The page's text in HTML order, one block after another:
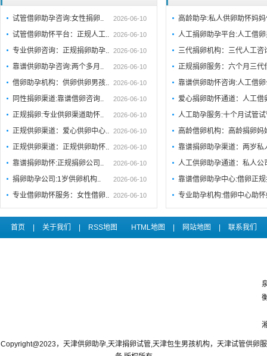
试管借卵助孕咨询:女性捐卵.. 2026-06-10
试管借卵助怀平台：正规人工.. 2026-06-10
专业供卵咨询：正规捐卵助孕.. 2026-06-10
靠谱供卵助孕咨询:两个多月.. 2026-06-10
借卵助孕机构：供卵供卵男孩.. 2026-06-10
同性捐卵渠道:靠谱借卵咨询.. 2026-06-10
正规捐卵:专业供卵渠道助怀.. 2026-06-10
正规供卵渠道：爱心供卵中心.. 2026-06-10
正规供卵渠道：正规供卵助怀.. 2026-06-10
靠谱捐卵助怀:正规捐卵公司.. 2026-06-10
捐卵助孕公司:1岁供卵机构.. 2026-06-10
专业借卵助怀服务：女性借卵.. 2026-06-10
高龄助孕:私人供卵助怀妈
人工捐卵助孕平台:人工借
三代捐卵机构：三代人工
正规捐卵服务：六个月三
靠谱供卵助怀咨询:人工借
爱心捐卵助怀通道：人工
人工助孕服务:十个月试管
高龄借卵机构：高龄捐卵妈
靠谱捐卵助孕渠道：两岁
人工供卵助孕通道：私人公
靠谱借卵助孕中心:借卵正
专业助孕机构:借卵中心助
首页 关于我们 RSS地图 HTML地图 网站地图 联系我们
Copyright@2023，天津供卵助孕,天津捐卵试管,天津包生男孩机构，天津试管供卵服